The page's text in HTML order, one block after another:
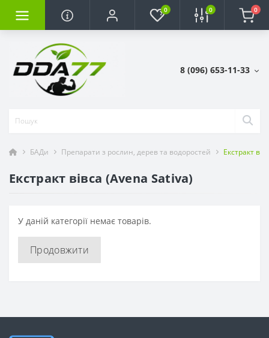
0 0 0
8 (096) 653-11-33
БАДи Препарати з рослин, дерев та водоростей Екстракт
Екстракт вівса (Avena Sativa)
У даній категорії немає товарів.
Продовжити